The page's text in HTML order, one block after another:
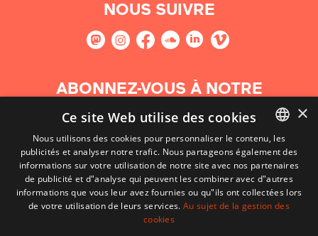
NOUS SUIVRE
ABONNEZ-VOUS À NOTRE
NEWSLETTER
S'abonner
BASQUE
FRENCH
×
Ce site Web utilise des cookies
Nous utilisons des cookies pour personnaliser le contenu, les
publicités et analyser notre trafic. Nous partageons également des
informations sur votre utilisation de notre site avec nos partenaires
de publicité et d"analyse qui peuvent les combiner avec d"autres
informations que vous leur avez fournies ou qu"ils ont collectées lors
de votre utilisation de leurs services.Au sujet de la gestion des
cookies